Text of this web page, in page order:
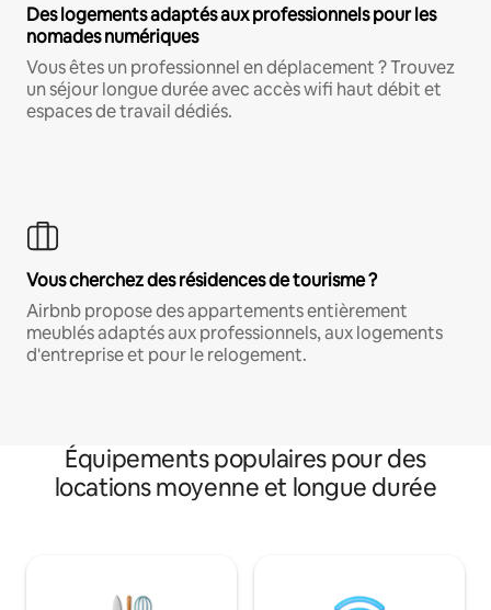
Des logements adaptés aux professionnels pour les
nomades numériques
Vous êtes un professionnel en déplacement ? Trouvez
un séjour longue durée avec accès wifi haut débit et
espaces de travail dédiés.
Vous cherchez des résidences de tourisme ?
Airbnb propose des appartements entièrement
meublés adaptés aux professionnels, aux logements
d'entreprise et pour le relogement.
Équipements populaires pour des
locations moyenne et longue durée